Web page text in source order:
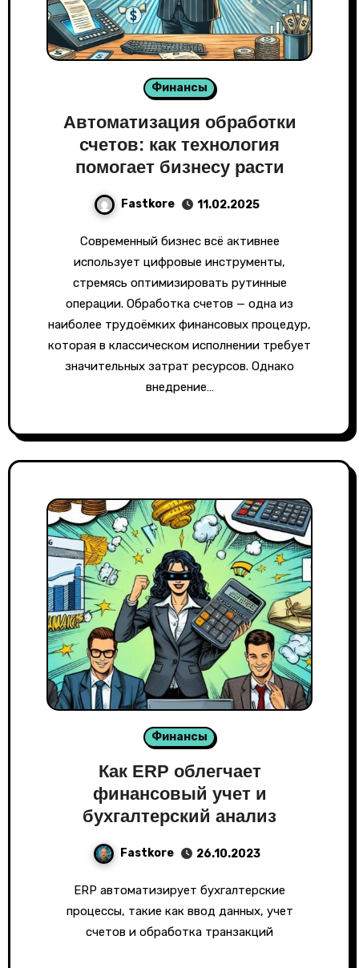
Финансы
Автоматизация обработки
счетов: как технология
помогает бизнесу расти
Fastkore 11.02.2025
Современный бизнес всё активнее
использует цифровые инструменты,
стремясь оптимизировать рутинные
операции. Обработка счетов — одна из
наиболее трудоёмких финансовых процедур,
которая в классическом исполнении требует
значительных затрат ресурсов. Однако
внедрение…
Финансы
Как ERP облегчает
финансовый учет и
бухгалтерский анализ
Fastkore 26.10.2023
ERP автоматизирует бухгалтерские
процессы, такие как ввод данных, учет
счетов и обработка транзакций